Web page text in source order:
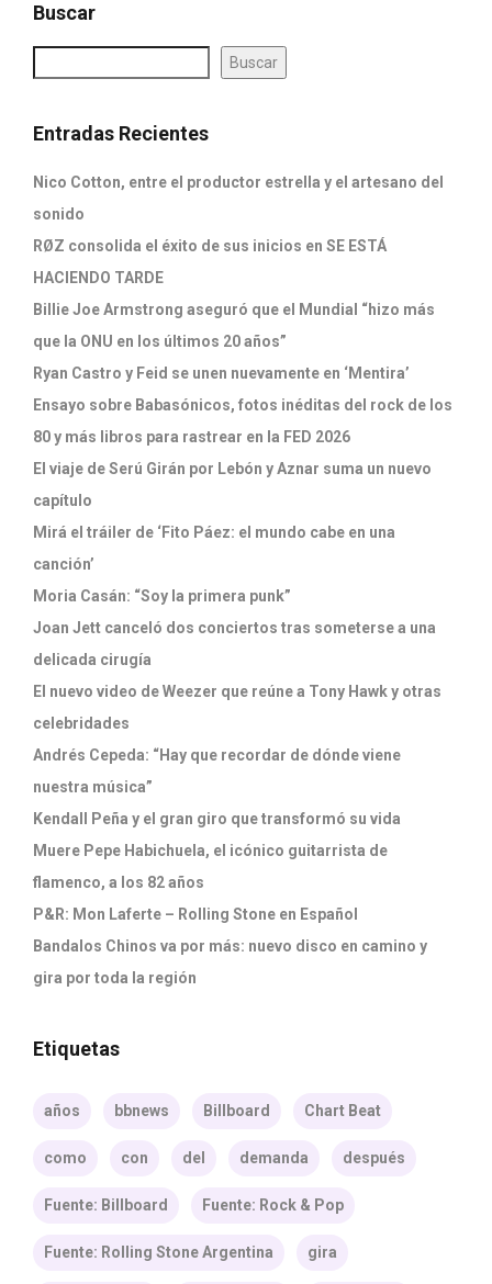
Buscar
Buscar
Entradas Recientes
Nico Cotton, entre el productor estrella y el artesano del
sonido
RØZ consolida el éxito de sus inicios en SE ESTÁ
HACIENDO TARDE
Billie Joe Armstrong aseguró que el Mundial “hizo más
que la ONU en los últimos 20 años”
Ryan Castro y Feid se unen nuevamente en ‘Mentira’
Ensayo sobre Babasónicos, fotos inéditas del rock de los
80 y más libros para rastrear en la FED 2026
El viaje de Serú Girán por Lebón y Aznar suma un nuevo
capítulo
Mirá el tráiler de ‘Fito Páez: el mundo cabe en una
canción’
Moria Casán: “Soy la primera punk”
Joan Jett canceló dos conciertos tras someterse a una
delicada cirugía
El nuevo video de Weezer que reúne a Tony Hawk y otras
celebridades
Andrés Cepeda: “Hay que recordar de dónde viene
nuestra música”
Kendall Peña y el gran giro que transformó su vida
Muere Pepe Habichuela, el icónico guitarrista de
flamenco, a los 82 años
P&R: Mon Laferte – Rolling Stone en Español
Bandalos Chinos va por más: nuevo disco en camino y
gira por toda la región
Etiquetas
años bbnews Billboard Chart Beat
como con del demanda después
Fuente: Billboard Fuente: Rock & Pop
Fuente: Rolling Stone Argentina gira